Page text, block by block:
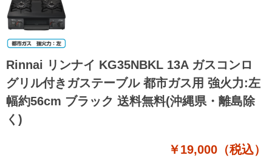
Rinnai リンナイ KG35NBKL 13A ガスコンロ
グリル付きガステーブル 都市ガス用 強火力:左
幅約56cm ブラック 送料無料(沖縄県・離島除
く)
￥19,000（税込）